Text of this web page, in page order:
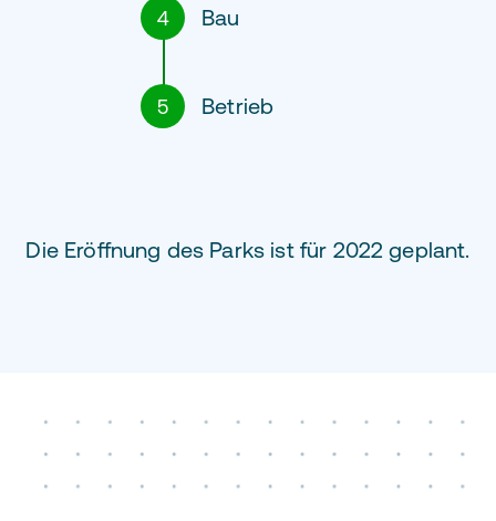
4 Bau
5 Betrieb
Die Eröffnung des Parks ist für 2022 geplant.